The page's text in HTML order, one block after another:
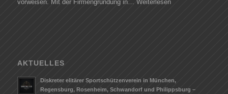
vorweisen. Mit der Firmengründung in… Weiterlesen
AKTUELLES
Diskreter elitärer Sportschützenverein in München,
Regensburg, Rosenheim, Schwandorf und Philippsburg –